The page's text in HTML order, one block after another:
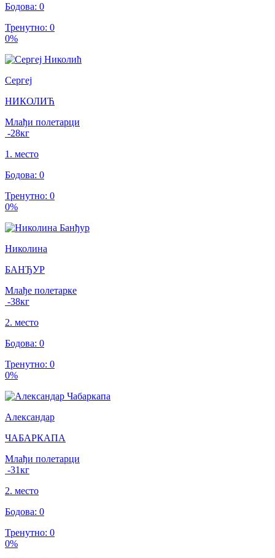
Бодова: 0
Тренутно: 0
0%
Сергеј
НИКОЛИЋ
Млађи полетарци
-28кг
1 . место
Бодова: 0
Тренутно: 0
0%
Николина
БАНЂУР
Млађе полетарке
-38кг
2. место
Бодова: 0
Тренутно: 0
0%
Александар
ЧАБАРКАПА
Млађи полетарци
-31кг
2. место
Бодова: 0
Тренутно: 0
0%